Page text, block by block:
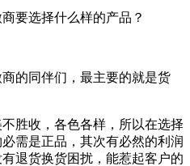
要选择什么样的产品？
的同伴们，最主要的就是货
胜收，各色各样，所以在选择
需是正品，其次有必然的利润
退货换货困扰，能惹起客户的